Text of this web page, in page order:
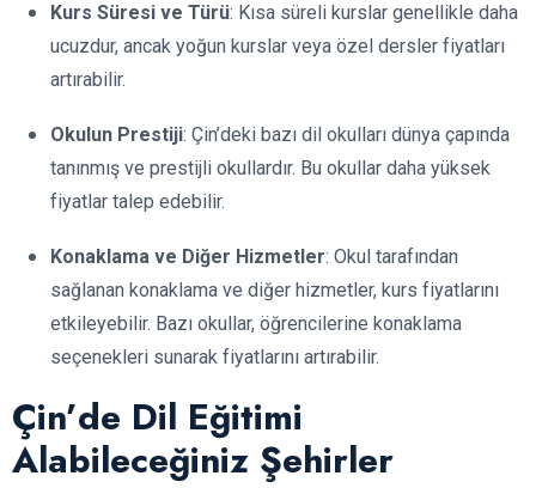
Kurs Süresi ve Türü: Kısa süreli kurslar genellikle daha
ucuzdur, ancak yoğun kurslar veya özel dersler fiyatları
artırabilir.
Okulun Prestiji: Çin’deki bazı dil okulları dünya çapında
tanınmış ve prestijli okullardır. Bu okullar daha yüksek
fiyatlar talep edebilir.
Konaklama ve Diğer Hizmetler: Okul tarafından
sağlanan konaklama ve diğer hizmetler, kurs fiyatlarını
etkileyebilir. Bazı okullar, öğrencilerine konaklama
seçenekleri sunarak fiyatlarını artırabilir.
Çin’de Dil Eğitimi
Alabileceğiniz Şehirler